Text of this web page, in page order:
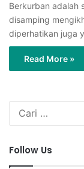
Berkurban adalah
disamping
diperhatikan juga
Read More »
Follow Us